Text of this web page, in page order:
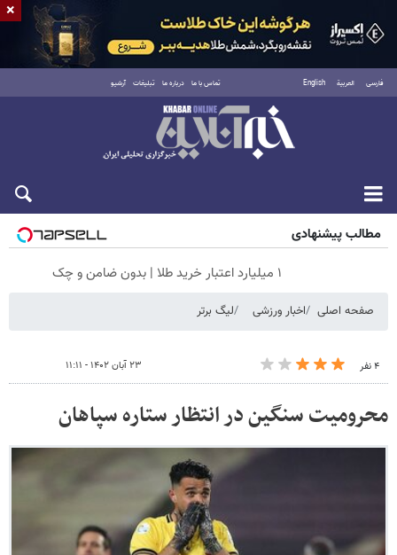
فارسی العربية English تماس با ما درباره ما تبلیغات آرشیو
جمعه ۱۶ مرداد ۱۴۰۵
مطالب پیشنهادی
۱ میلیارد اعتبار خرید طلا | بدون ضامن و چک
صفحه اصلی اخبار ورزشی لیگ برتر
۴ نفر ۲۳ آبان ۱۴۰۲ - ۱۱:۱۱
محرومیت سنگین در انتظار ستاره سپاهان
×